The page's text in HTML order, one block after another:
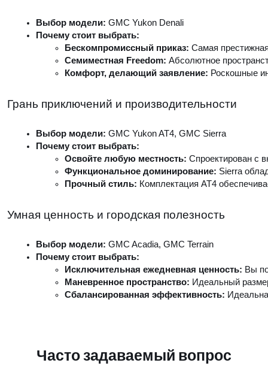
Выбор модели: GMC Yukon Denali
Почему стоит выбрать:
Бескомпромиссный приказ: Самая
Семиместная Freedom: Абсолютное
Комфорт, делающий заявление: Роскошные
Грань приключений и производительности
Выбор модели: GMC Yukon AT4, GMC Sierra
Почему стоит выбрать:
Освойте любую местность: Спроектирован с
Функциональное доминирование: Sierra
Прочный стиль: Комплектация AT4
Умная ценность и городская полезность
Выбор модели: GMC Acadia, GMC Terrain
Почему стоит выбрать:
Исключительная ежедневная ценность: Вы
Маневренное пространство: Идеальный
Сбалансированная эффективность:
Часто задаваемый вопрос